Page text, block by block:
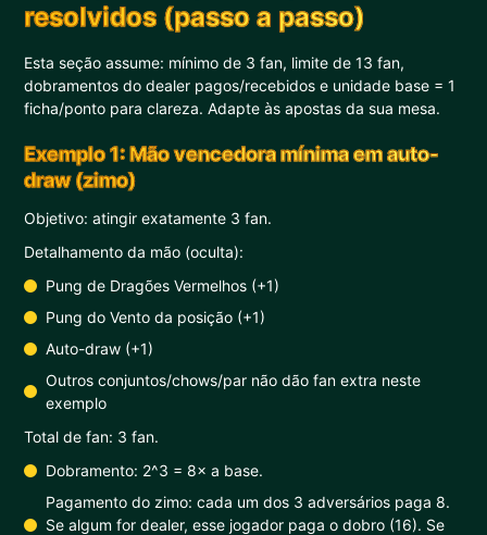
resolvidos (passo a passo)
Esta seção assume: mínimo de 3 fan, limite de 13 fan,
dobramentos do dealer pagos/recebidos e unidade base = 1
ficha/ponto para clareza. Adapte às apostas da sua mesa.
Exemplo 1: Mão vencedora mínima em auto-
draw (zimo)
Objetivo: atingir exatamente 3 fan.
Detalhamento da mão (oculta):
Pung de Dragões Vermelhos (+1)
Pung do Vento da posição (+1)
Auto-draw (+1)
Outros conjuntos/chows/par não dão fan extra neste
exemplo
Total de fan: 3 fan.
Dobramento: 2^3 = 8× a base.
Pagamento do zimo: cada um dos 3 adversários paga 8.
Se algum for dealer, esse jogador paga o dobro (16). Se